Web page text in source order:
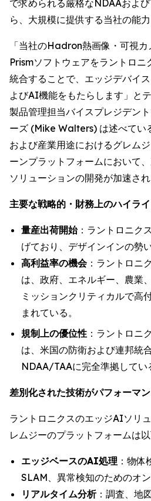
で求められる厳格なNDAAおよ
ら、大規模に提供する当社の能力
「当社のHadron熱画像・可視
Prismソフトウェアをラントロニ
統合することで、エッジデバイ
よびAI機能をもたらします」と
製品管理担当バイスプレジデン
ーズ (Mike Walters) は述べてい
および産業用途におけるグレム
ーンプラットフォームにおいて
ソリューションの開発が加速され
主要な戦略的・財務上のハイライ
量産出荷開始：ラントロニク
げており、デザインインの勢
高利益率の機会：ラントロニ
は、政府、エネルギー、農業
ミッションクリティカルで高
まれている。
規制上の優位性 ：ラントロニ
は、米国の防衛および連邦統
NDAA/TAAに完全準拠してい
差別化された技術がパフォーマ
ラントロニクスのエッジAIソリ
レムジーのプラットフォームは
エッジベースのAI処理 ：物体
SLAM、異常検知のためのオ
リアルタイム分析：調査、地